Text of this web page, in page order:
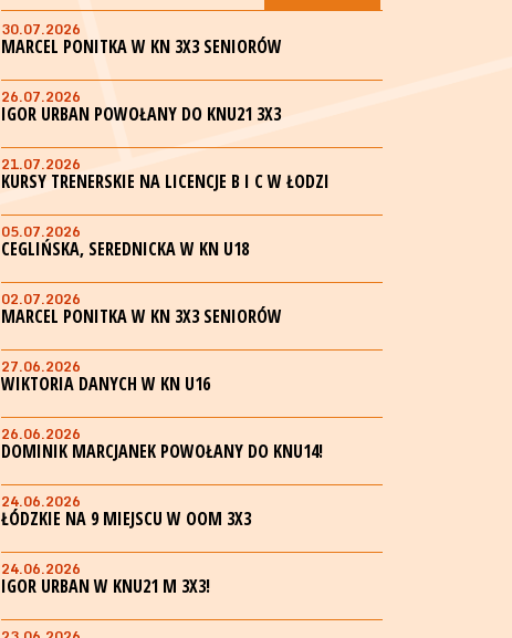
30.07.2026
MARCEL PONITKA W KN 3X3 SENIORÓW
26.07.2026
IGOR URBAN POWOŁANY DO KNU21 3X3
21.07.2026
KURSY TRENERSKIE NA LICENCJE B I C W ŁODZI
05.07.2026
CEGLIŃSKA, SEREDNICKA W KN U18
02.07.2026
MARCEL PONITKA W KN 3X3 SENIORÓW
27.06.2026
WIKTORIA DANYCH W KN U16
26.06.2026
DOMINIK MARCJANEK POWOŁANY DO KNU14!
24.06.2026
ŁÓDZKIE NA 9 MIEJSCU W OOM 3X3
24.06.2026
IGOR URBAN W KNU21 M 3X3!